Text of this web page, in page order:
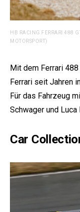
HB RACING FERRARI 488
MOTORSPORT)
Mit dem Ferrari
Ferrari seit Jahren
Für das Fahrzeug
Schwager und
Car